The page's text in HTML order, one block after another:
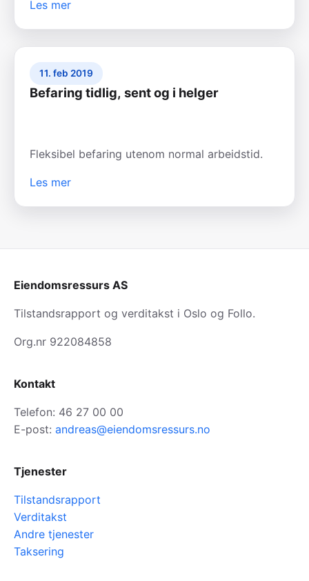
Les mer
11. feb 2019
Befaring tidlig, sent og i helger
Fleksibel befaring utenom normal arbeidstid.
Les mer
Eiendomsressurs AS
Tilstandsrapport og verditakst i Oslo og Follo.
Org.nr 922084858
Kontakt
Telefon: 46 27 00 00
E-post: andreas@eiendomsressurs.no
Tjenester
Tilstandsrapport
Verditakst
Andre tjenester
Taksering